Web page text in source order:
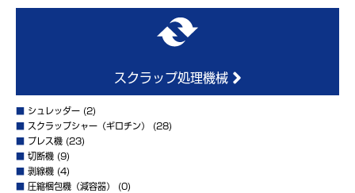
スクラップ処理機械
シュレッダー (2)
スクラップシャー（ギロチン）
(28)
プレス機 (23)
切断機 (9)
剥線機 (4)
圧縮梱包機（減容器）
(0)